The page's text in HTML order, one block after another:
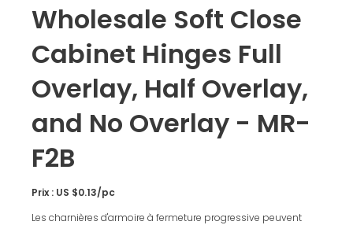
Wholesale Soft Close
Cabinet Hinges Full
Overlay, Half Overlay,
and No Overlay - MR-
F2B
Prix : US $0.13/pc
Les charnières d'armoire à fermeture progressive peuvent